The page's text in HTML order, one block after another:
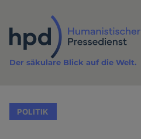
Inhalt
Der säkulare Blick auf die Welt.
POLITIK